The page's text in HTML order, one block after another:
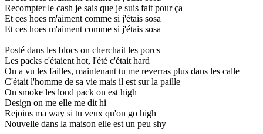
Recompter le cash je sais que je suis fait pour ça
Et ces hoes m'aiment comme si j'étais sosa
Et ces hoes m'aiment comme si j'étais sosa
Posté dans les blocs on cherchait les porcs
Les packs c'étaient hot, l'été c'était hard
On a vu les failles, maintenant tu me reverras plus dans les calle
C'était l'homme de sa vie mais il est sur la paille
On smoke les loud pack on est high
Design on me elle me dit hi
Rejoins ma way si tu veux qu'on go high
Nouvelle dans la maison elle est un peu shy